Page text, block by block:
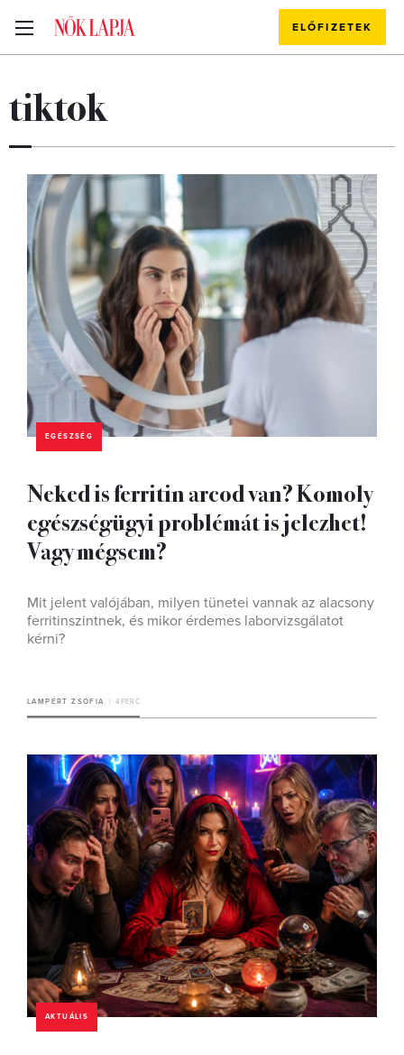
ELŐFIZETEK
tiktok
EGÉSZSÉG
Neked is ferritin arcod van? Komoly
egészségügyi problémát is jelezhet!
Vagy mégsem?
Mit jelent valójában, milyen tünetei vannak az alacsony
ferritinszintnek, és mikor érdemes laborvizsgálatot
kérni?
LAMPÉRT ZSÓFIA 4 PERC
AKTUÁLIS